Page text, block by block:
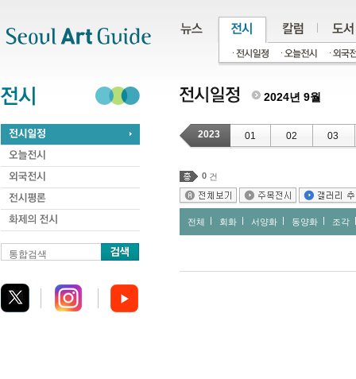
통합검색
2024년 9월
2023 01 02 03
0 건
전체 회화 서양화 동양화 조각